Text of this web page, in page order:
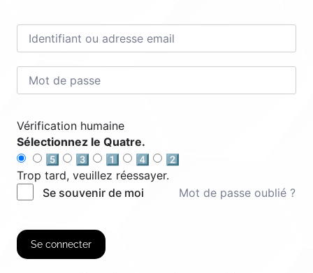
Vérification humaine
Sélectionnez le Quatre.
5️⃣
3️⃣ 1️⃣ 4️⃣
2️⃣
Trop tard, veuillez réessayer.
Se souvenir de moi
Mot de passe oublié ?
Se connecter